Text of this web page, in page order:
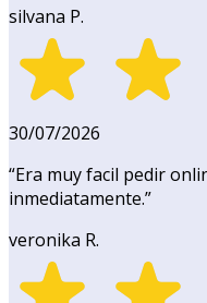
silvana P.
30/07/2026
“Era muy facil pedir
inmediatamente.”
veronika R.